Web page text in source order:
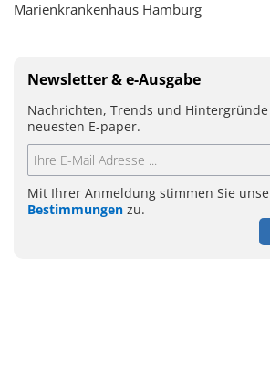
Marienkrankenhaus Hamburg
Newsletter & e-Ausgabe
Nachrichten, Trends und
neuesten E-paper.
Mit Ihrer Anmeldung stimmen Sie
Bestimmungen zu.